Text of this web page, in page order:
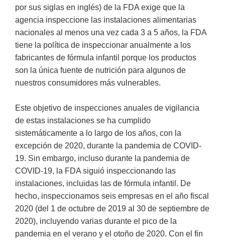
por sus siglas en inglés) de la FDA exige que la
agencia inspeccione las instalaciones alimentarias
nacionales al menos una vez cada 3 a 5 años, la FDA
tiene la política de inspeccionar anualmente a los
fabricantes de fórmula infantil porque los productos
son la única fuente de nutrición para algunos de
nuestros consumidores más vulnerables.
Este objetivo de inspecciones anuales de vigilancia
de estas instalaciones se ha cumplido
sistemáticamente a lo largo de los años, con la
excepción de 2020, durante la pandemia de COVID-
19. Sin embargo, incluso durante la pandemia de
COVID-19, la FDA siguió inspeccionando las
instalaciones, incluidas las de fórmula infantil. De
hecho, inspeccionamos seis empresas en el año fiscal
2020 (del 1 de octubre de 2019 al 30 de septiembre de
2020), incluyendo varias durante el pico de la
pandemia en el verano y el otoño de 2020. Con el fin